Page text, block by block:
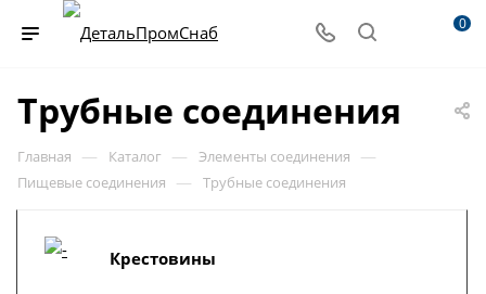
0
Трубные соединения
Главная — Каталог — Элементы соединения —
Пищевые соединения — Трубные соединения
Крестовины